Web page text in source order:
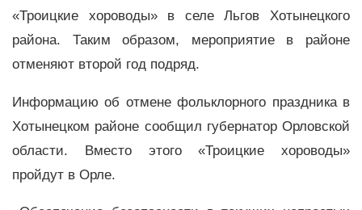
«Троицкие хороводы» в селе Льгов Хотынецкого
района. Таким образом, мероприятие в районе
отменяют второй год подряд.
Информацию об отмене фольклорного праздника в
Хотынецком районе сообщил губернатор Орловской
области. Вместо этого «Троицкие хороводы»
пройдут в Орле.